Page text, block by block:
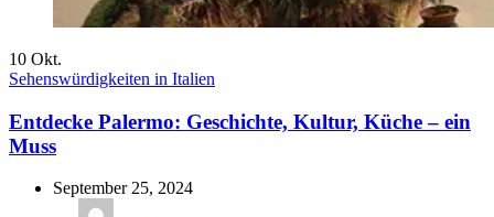
10 Okt.
Sehenswürdigkeiten in Italien
Entdecke Palermo: Geschichte, Kultur, Küche – ein
Muss
September 25, 2024